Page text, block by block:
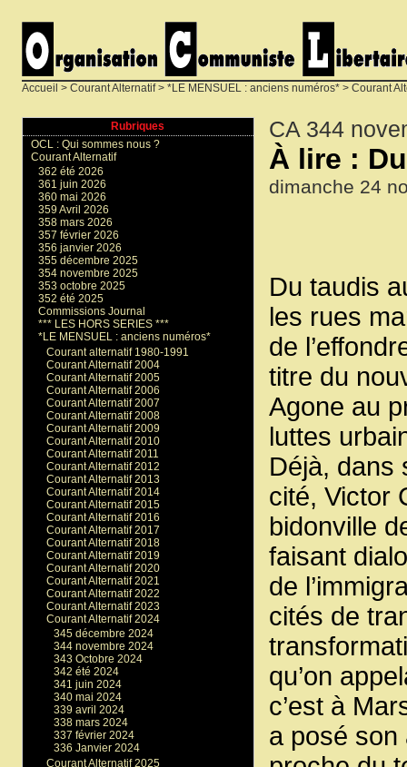
Accueil > Courant Alternatif> *LE MENSUEL : anciens numéros* > Courant
CA 344
À lire :
dimanche 24
Du taudis
les rues
de
titre du
Agone au
luttes
Déjà, dans
cité, Victor
bidonville
faisant
de
cités de
qu’on
c’est à
a posé
Rubriques
OCL : Qui sommes nous ?
Courant Alternatif
362 été 2026
361 juin 2026
360 mai 2026
359 Avril 2026
358 mars 2026
357 février 2026
356 janvier 2026
355 décembre 2025
354 novembre 2025
353 octobre 2025
352 été 2025
Commissions Journal
*** LES HORS SERIES ***
*LE MENSUEL : anciens numéros*
Courant alternatif 1980-1991
Courant Alternatif 2004
Courant Alternatif 2005
Courant Alternatif 2006
Courant Alternatif 2007
Courant Alternatif 2008
Courant Alternatif 2009
Courant Alternatif 2010
Courant Alternatif 2011
Courant Alternatif 2012
Courant Alternatif 2013
Courant Alternatif 2014
Courant Alternatif 2015
Courant Alternatif 2016
Courant Alternatif 2017
Courant Alternatif 2018
Courant Alternatif 2019
Courant Alternatif 2020
Courant Alternatif 2021
Courant Alternatif 2022
Courant Alternatif 2023
Courant Alternatif 2024
345 décembre 2024
344 novembre 2024
343 Octobre 2024
342 été 2024
341 juin 2024
340 mai 2024
339 avril 2024
338 mars 2024
337 février 2024
336 Janvier 2024
Courant Alternatif 2025